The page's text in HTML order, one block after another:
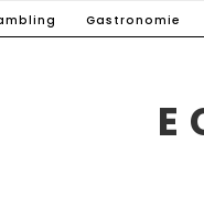
Gastronomie